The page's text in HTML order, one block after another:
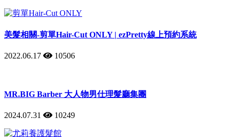
美髮相關-剪單Hair-Cut ONLY | ezPretty線上預約系統
2022.06.17 10506
MR.BIG Barber 大人物男仕理髮廳集團
2024.07.31 10249